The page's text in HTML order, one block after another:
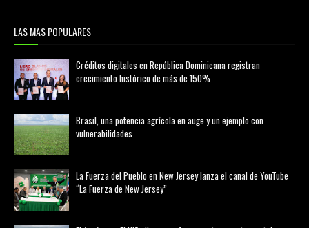
LAS MAS POPULARES
Créditos digitales en República Dominicana registran
crecimiento histórico de más de 150%
Brasil, una potencia agrícola en auge y un ejemplo con
vulnerabilidades
La Fuerza del Pueblo en New Jersey lanza el canal de YouTube
“La Fuerza de New Jersey”